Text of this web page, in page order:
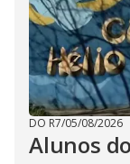
DO R7/05/08/2026
Alunos